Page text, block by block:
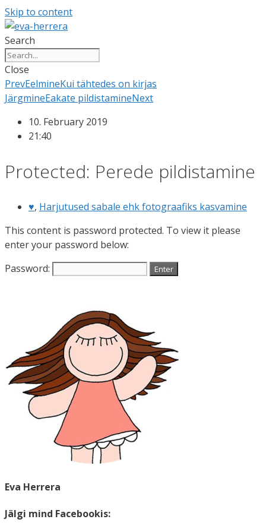
Skip to content
Search
Close
PrevEelmineKui tähtedes on kirjas
JärgmineEakate pildistamineNext
10. February 2019
21:40
Protected: Perede pildistamine
♥, Harjutused sabale ehk fotograafiks kasvamine
This content is password protected. To view it please
enter your password below:
Password:
Eva Herrera
Jälgi mind Facebookis: